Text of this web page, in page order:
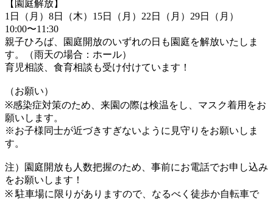
【園庭解放】
1日（月）8日（木）15日（月）22日（月）29日（月）
10:00〜11:30
親子ひろば、園庭開放のいずれの日も園庭を解放いたしま
す。（雨天の場合：ホール）
育児相談、食育相談も受け付けています！
（お願い）
※感染症対策のため、来園の際は検温をし、マスク着用をお
願いします。
※お子様同士が近づきすぎないように見守りをお願いしま
す。
注）園庭開放も人数把握のため、事前にお電話でお申し込み
をお願いします！
※ 駐車場に限りがありますので、なるべく徒歩か自転車で